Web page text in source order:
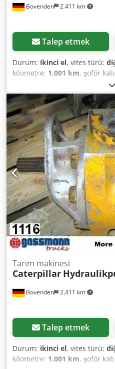
Bovenden 2.411 km
Talep etmek
Durum: ikinci el, vites türü:
kilometre: 1.001 km, şoför
Bovenden, Üst yapı: hidrolik
342BVEW25-2WEW25-
GARANTİSİZ, değişiklik, ara
Rpbasx Ahaock
Bovenden 2.411 km
Tarım makinesi
Caterpillar
Talep etmek
Durum: ikinci el, vites türü:
kilometre: 1.001 km, şoför